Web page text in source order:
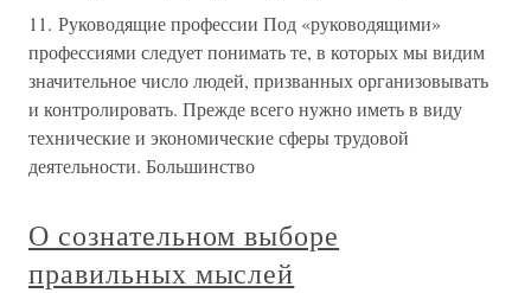
11. Руководящие профессии Под «руководящими»
профессиями следует понимать те, в которых мы видим
значительное число людей, призванных организовывать
и контролировать. Прежде всего нужно иметь в виду
технические и экономические сферы трудовой
деятельности. Большинство
О сознательном выборе
правильных мыслей